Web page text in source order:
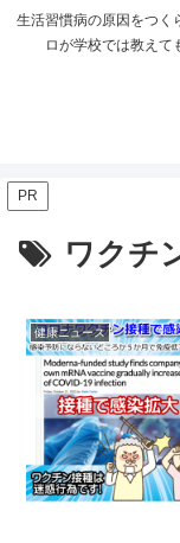
生活習慣病の原因をつ
ロが学校では教えて
PR
ワクチ
健康ニュース